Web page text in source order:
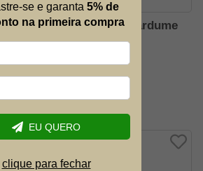
Porus Grafite - Cardume
se e garanta 5% de
na primeira compra
EU QUERO
clique para fechar